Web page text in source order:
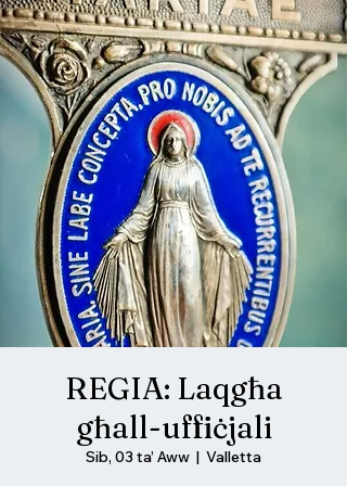
REGIA: Laqgħa
għall-uffiċjali
Sib, 03 ta’ Aww
  |
Valletta